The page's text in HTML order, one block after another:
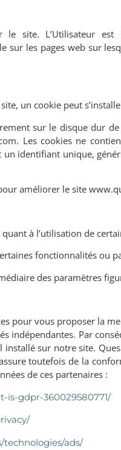
le site. L’Utilisateur est
sur les pages web sur
un cookie peut s’
sur le disque dur
Les cookies ne
identifiant unique,
améliorer le site
à l’utilisation de
fonctionnalités ou
des paramètres
pour vous proposer la
indépendantes. Par
sur notre site.
toutefois de la
de ces partenaires :
is-gdpr-360029580771/
technologies/ads/